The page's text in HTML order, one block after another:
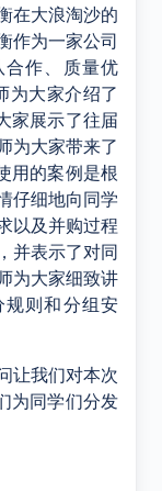
在大浪淘沙的
作为一家公司
合作、质量优
为大家介绍了
家展示了往届
为大家带来了
用的案例是根
仔细地向同学
以及并购过程
并表示了对同
为大家细致讲
则和分组安
让我们对本次
为同学们分发